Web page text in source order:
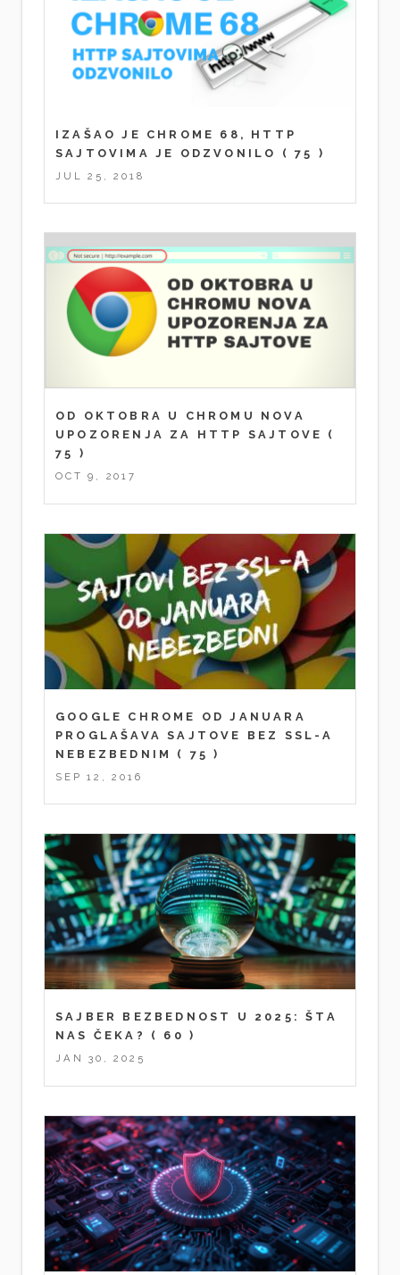
IZAŠAO JE CHROME 68, HTTP
SAJTOVIMA JE ODZVONILO
( 75 )
JUL 25, 2018
OD OKTOBRA U CHROMU NOVA
UPOZORENJA ZA HTTP SAJTOVE
(
75 )
OCT 9, 2017
GOOGLE CHROME OD JANUARA
PROGLAŠAVA SAJTOVE BEZ SSL-A
NEBEZBEDNIM
( 75 )
SEP 12, 2016
SAJBER BEZBEDNOST U 2025: ŠTA
NAS ČEKA?
( 60 )
JAN 30, 2025